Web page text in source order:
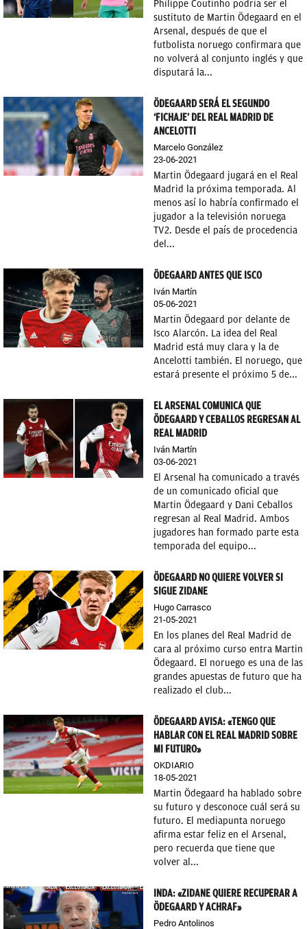
Philippe Coutinho podría ser el
sustituto de Martin Ödegaard en el
Arsenal, después de que el
futbolista noruego confirmara que
no volverá al conjunto inglés y que
disputará la...
ÖDEGAARD SERÁ EL SEGUNDO
‘FICHAJE’ DEL REAL MADRID DE
ANCELOTTI
Marcelo González
23-06-2021
Martin Ödegaard jugará en el Real
Madrid la próxima temporada. Al
menos así lo habría confirmado el
jugador a la televisión noruega
TV2. Desde el país de procedencia
del...
ÖDEGAARD ANTES QUE ISCO
Iván Martín
05-06-2021
Martin Ödegaard por delante de
Isco Alarcón. La idea del Real
Madrid está muy clara y la de
Ancelotti también. El noruego, que
estará presente el próximo 5 de...
EL ARSENAL COMUNICA QUE
ÖDEGAARD Y CEBALLOS REGRESAN AL
REAL MADRID
Iván Martín
03-06-2021
El Arsenal ha comunicado a través
de un comunicado oficial que
Martin Ödegaard y Dani Ceballos
regresan al Real Madrid. Ambos
jugadores han formado parte esta
temporada del equipo...
ÖDEGAARD NO QUIERE VOLVER SI
SIGUE ZIDANE
Hugo Carrasco
21-05-2021
En los planes del Real Madrid de
cara al próximo curso entra Martin
Ödegaard. El noruego es una de las
grandes apuestas de futuro que ha
realizado el club...
ÖDEGAARD AVISA: «TENGO QUE
HABLAR CON EL REAL MADRID SOBRE
MI FUTURO»
OKDIARIO
18-05-2021
Martin Ödegaard ha hablado sobre
su futuro y desconoce cuál será su
futuro. El mediapunta noruego
afirma estar feliz en el Arsenal,
pero recuerda que tiene que
volver al...
INDA: «ZIDANE QUIERE RECUPERAR A
ÖDEGAARD Y ACHRAF»
Pedro Antolinos